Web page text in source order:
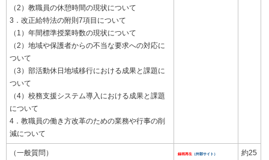
（2）教職員の休憩時間の現状について
3．改正給特法の附則7項目について
（1）年間標準授業時数の現状について
（2）地域や保護者からの不当な要求への対応に
ついて
（3）部活動休日地域移行における成果と課題に
ついて
（4）校務支援システム導入における成果と課題
について
4．教職員の働き方改革のための業務や行事の削
減について
（一般質問）
録画再生 （外部サイト）
約25